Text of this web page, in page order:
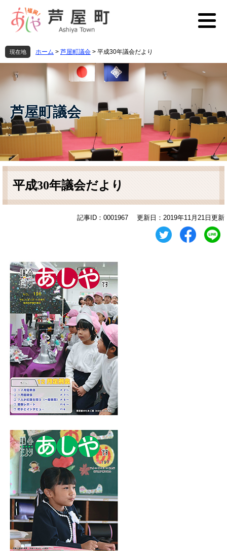
先
頭
す
を
飛
し
へ
現在地 ホーム > 芦屋町議会 > 平成30年議会だより
芦屋町議会
本
平成30年議会だより
記事ID：0001967 更新日：2019年11月21日更新